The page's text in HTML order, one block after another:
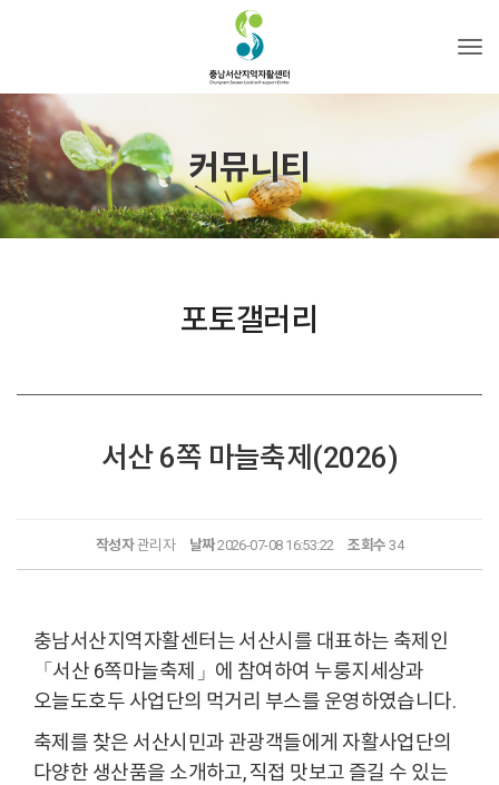
커뮤니티
포토갤러리
서산 6쪽 마늘축제(2026)
작성자관리자 날짜2026-07-08 16:53:22 조회수 34
충남서산지역자활센터는 서산시를 대표하는 축제인
「서산 6쪽마늘축제」에 참여하여 누룽지세상과
오늘도호두 사업단의 먹거리 부스를 운영하였습니다.
축제를 찾은 서산시민과 관광객들에게 자활사업단의
다양한 생산품을 소개하고, 직접 맛보고 즐길 수 있는